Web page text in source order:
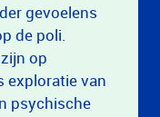
gevoelens
de poli.
op
exploratie van
psychische